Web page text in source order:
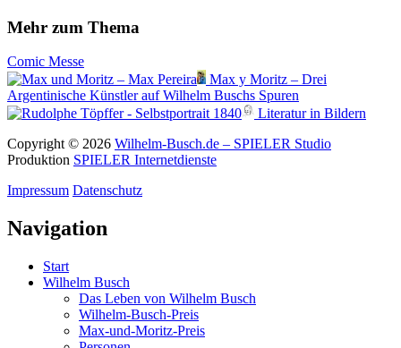
Mehr zum Thema
Comic Messe
Max y Moritz – Drei
Argentinische Künstler auf Wilhelm Buschs Spuren
Literatur in Bildern
Copyright © 2026 Wilhelm-Busch.de – SPIELER Studio
Produktion SPIELER Internetdienste
Impressum Datenschutz
Navigation
Start
Wilhelm Busch
Das Leben von Wilhelm Busch
Wilhelm-Busch-Preis
Max-und-Moritz-Preis